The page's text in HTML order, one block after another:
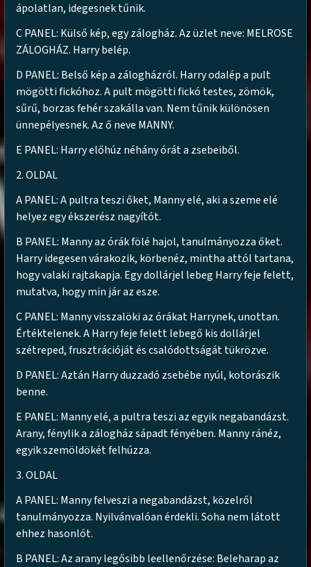
ápolatlan, idegesnek tűnik.
C PANEL: Külső kép, egy zálogház. Az üzlet neve: MELROSE
ZÁLOGHÁZ. Harry belép.
D PANEL: Belső kép a zálogházról. Harry odalép a pult
mögötti fickóhoz. A pult mögötti fickó testes, zömök,
sűrű, borzas fehér szakálla van. Nem tűnik különösen
ünnepélyesnek. Az ő neve MANNY.
E PANEL: Harry előhúz néhány órát a zsebeiből.
2. OLDAL
A PANEL: A pultra teszi őket, Manny elé, aki a szeme elé
helyez egy ékszerész nagyítót.
B PANEL: Manny az órák fölé hajol, tanulmányozza őket.
Harry idegesen várakozik, körbenéz, mintha attól tartana,
hogy valaki rajtakapja. Egy dollárjel lebeg Harry feje felett,
mutatva, hogy min jár az esze.
C PANEL: Manny visszalöki az órákat Harrynek, unottan.
Értéktelenek. A Harry feje felett lebegő kis dollárjel
szétreped, frusztrációját és csalódottságát tükrözve.
D PANEL: Aztán Harry duzzadó zsebébe nyúl, kotorászik
benne.
E PANEL: Manny elé, a pultra teszi az egyik negabandázst.
Arany, fénylik a zálogház sápadt fényében. Manny ránéz,
egyik szemöldökét felhúzza.
3. OLDAL
A PANEL: Manny felveszi a negabandázst, közelről
tanulmányozza. Nyilvánvalóan érdekli. Soha nem látott
ehhez hasonlót.
B PANEL: Az arany legősibb leellenőrzése: Beleharap az